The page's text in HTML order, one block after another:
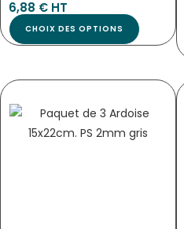
6,88 € HT
CHOIX DES OPTIONS